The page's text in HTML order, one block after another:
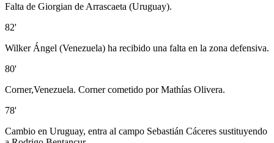
Falta de Giorgian de Arrascaeta (Uruguay).
82'
Wilker Ángel (Venezuela) ha recibido una falta en la zona defensiva.
80'
Corner,Venezuela. Corner cometido por Mathías Olivera.
78'
Cambio en Uruguay, entra al campo Sebastián Cáceres sustituyendo